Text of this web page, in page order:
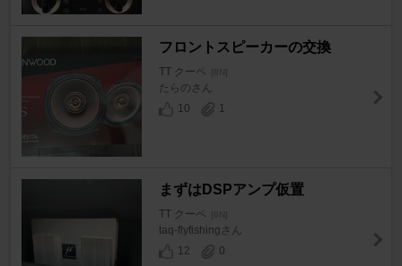
フロントスピーカーの交換
TT クーペ [8N]
たらのさん
10
1
まずはDSPアンプ仮置
TT クーペ [8N]
taq-flyfishingさん
12
0